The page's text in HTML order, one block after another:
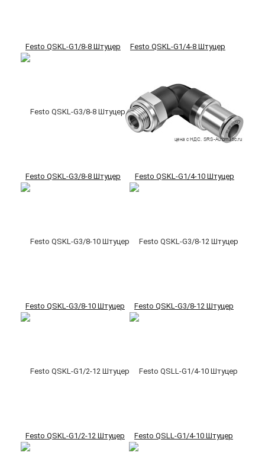
Festo QSKL-G1/8-8 Штуцер Festo QSKL-G1/4-8 Штуцер
Festo QSKL-G3/8-8 Штуцер Festo QSKL-G1/4-10 Штуцер
Festo QSKL-G3/8-10 Штуцер Festo QSKL-G3/8-12 Штуцер
Festo QSKL-G1/2-12 Штуцер Festo QSLL-G1/4-10 Штуцер